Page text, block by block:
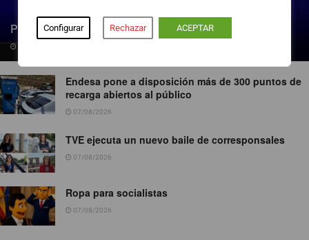
Configurar Rechazar ACEPTAR
Pedro Blanco gana peso en la SER
Endesa pone a disposición más de 300 puntos de
recarga abiertos al público
07/08/2026
TVE ejecuta un nuevo baile de corresponsales
07/08/2026
Ropa para socialistas
07/08/2026